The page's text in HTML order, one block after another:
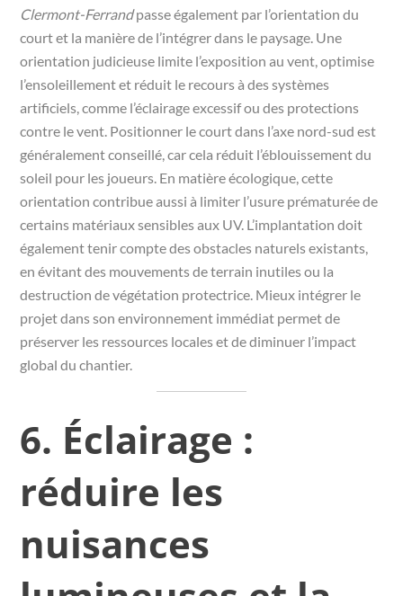
Clermont-Ferrandpasse également par l’orientation du
court et la manière de l’intégrer dans le paysage. Une
orientation judicieuse limite l’exposition au vent, optimise
l’ensoleillement et réduit le recours à des systèmes
artificiels, comme l’éclairage excessif ou des protections
contre le vent. Positionner le court dans l’axe nord-sud est
généralement conseillé, car cela réduit l’éblouissement du
soleil pour les joueurs. En matière écologique, cette
orientation contribue aussi à limiter l’usure prématurée de
certains matériaux sensibles aux UV. L’implantation doit
également tenir compte des obstacles naturels existants,
en évitant des mouvements de terrain inutiles ou la
destruction de végétation protectrice. Mieux intégrer le
projet dans son environnement immédiat permet de
préserver les ressources locales et de diminuer l’impact
global du chantier.
6. Éclairage :
réduire les
nuisances